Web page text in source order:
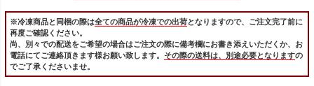
※冷凍商品と同梱の際は全ての商品が冷凍での出荷となりますので、ご注文完了前に
再度ご確認ください。
尚、別々での配送をご希望の場合はご注文の際に備考欄にお書き添えいただくか、お
電話にてご連絡頂きます様お願い致します。 その際の送料は、別途必要となりますの
でご了承くださいませ。